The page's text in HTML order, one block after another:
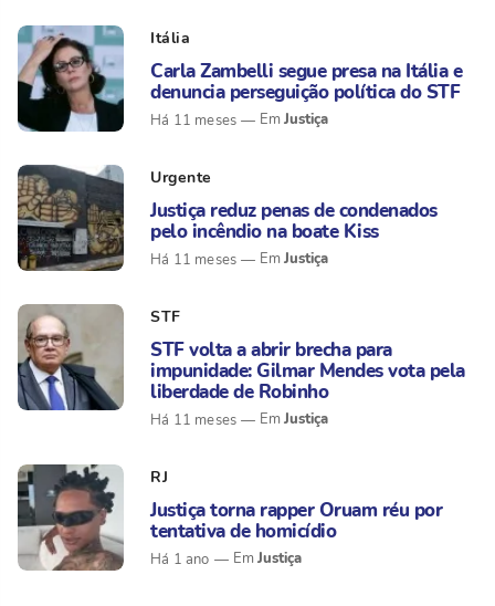
Itália
Carla Zambelli segue presa na Itália e
denuncia perseguição política do STF
Há 11 meses Justiça
Urgente
Justiça reduz penas de condenados
pelo incêndio na boate Kiss
Há 11 meses Justiça
STF
STF volta a abrir brecha para
impunidade: Gilmar Mendes vota pela
liberdade de Robinho
Há 11 meses Justiça
RJ
Justiça torna rapper Oruam réu por
tentativa de homicídio
Há 1 ano Justiça